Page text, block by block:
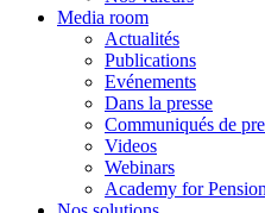
Media room
Actualités
Publications
Evénements
Dans la presse
Communiqués de
Videos
Webinars
Academy for